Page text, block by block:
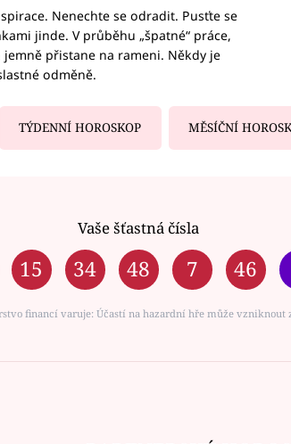
Nenechte se odradit. Pusťte se
jinde. V průběhu „špatné“ práce,
přistane na rameni. Někdy je
odměně.
TÝDENNÍ HOROSKOP MĚSÍČNÍ
Vaše šťastná čísla
15 34 48 7 46
financí varuje: Účastí na hazardní hře může vzniknout